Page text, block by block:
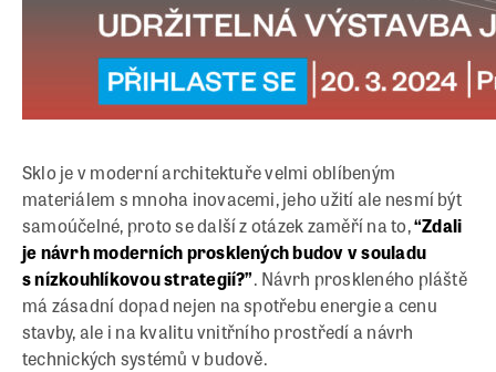
Sklo je v moderní architektuře velmi oblíbeným
materiálem s mnoha inovacemi, jeho užití ale nesmí být
samoúčelné, proto se další z otázek zaměří na to,“Zdali
je návrh moderních prosklených budov v souladu
s nízkouhlíkovou strategií?”. Návrh proskleného pláště
má zásadní dopad nejen na spotřebu energie a cenu
stavby, ale i na kvalitu vnitřního prostředí a návrh
technických systémů v budově.